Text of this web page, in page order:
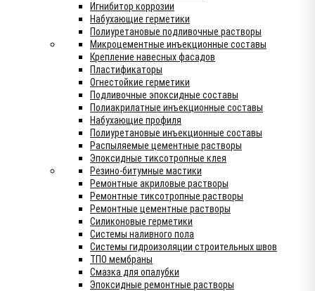
Игнибитор коррозии
Набухающие герметики
Полиуретановые подливочные растворы
Микроцементные инъекционные составы
Крепление навесных фасадов
Пластификаторы
Огнестойкие герметики
Подливочные эпоксидные составы
Полиакрилатные инъекционные составы
Набухающие профиля
Полиуретановые инъекционные составы
Распыляемые цементные растворы
Эпоксидные тиксотропные клея
Резино-битумные мастики
Ремонтные акриловые растворы
Ремонтные тиксотропные растворы
Ремонтные цементные растворы
Силиконовые герметики
Системы наливного пола
Системы гидроизоляции строительных швов
ТПО мембраны
Смазка для опалубки
Эпоксидные ремонтные растворы